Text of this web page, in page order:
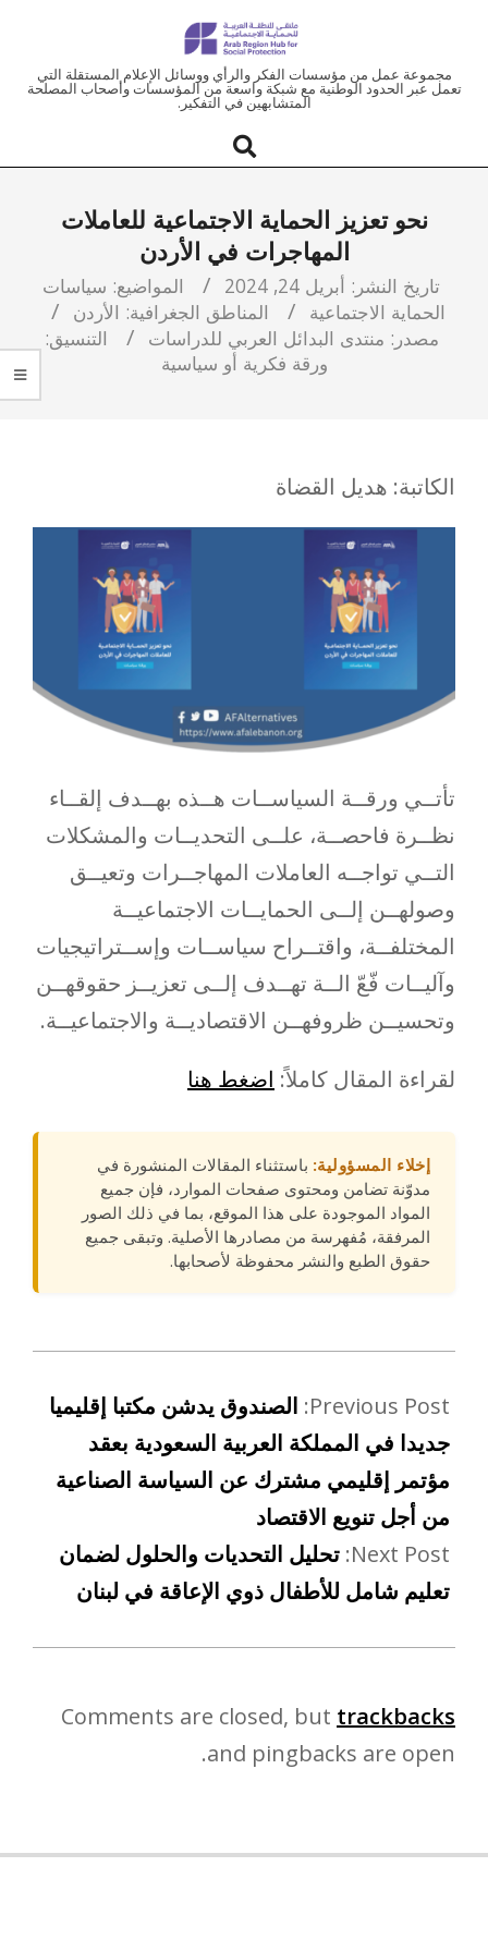
ملتقى
العربية
للحماية
الاجتماعية
مجموعة عمل من مؤسسات الفكر والرأي ووسائل الإعلام المستقلة التي
تعمل عبر الحدود الوطنية مع شبكة واسعة من المؤسسات وأصحاب المصلحة
المتشابهين في التفكير.
نحو تعزيز الحماية الاجتماعية للعاملات
المهاجرات في الأردن
تاريخ النشر: أبريل 24, 2024 المواضيع: سياسات
الحماية الاجتماعية
المناطق الجغرافية: الأردن
مصدر: منتدى البدائل العربي للدراسات
التنسيق:
ورقة فكرية أو سياسية
الكاتبة: هديل القضاة
تأتــي ورقــة السياســات هــذه بهــدف إلقــاء
نظــرة فاحصــة، علــى التحديــات والمشكلات
التــي تواجــه العاملات المهاجــرات وتعيــق
وصولهــن إلــى الحمايــات الاجتماعيــة
المختلفــة، واقتــراح سياســات وإســتراتيجيات
وآليــات فّعّ الــة تهــدف إلــى تعزيــز حقوقهــن
وتحسيــن ظروفهــن الاقتصاديــة والاجتماعيــة.
لقراءة المقال كاملاً: اضغط هنا
إخلاء المسؤولية: باستثناء المقالات المنشورة في
مدوّنة تضامن ومحتوى صفحات الموارد، فإن جميع
المواد الموجودة على هذا الموقع، بما في ذلك الصور
المرفقة، مُفهرسة من مصادرها الأصلية. وتبقى جميع
حقوق الطبع والنشر محفوظة لأصحابها.
Previous Post: الصندوق يدشن مكتبا إقليميا
جديدا في المملكة العربية السعودية بعقد
مؤتمر إقليمي مشترك عن السياسة الصناعية
من أجل تنويع الاقتصاد
Next Post: تحليل التحديات والحلول لضمان
تعليم شامل للأطفال ذوي الإعاقة في لبنان
Comments are closed, but trackbacks
and pingbacks are open.